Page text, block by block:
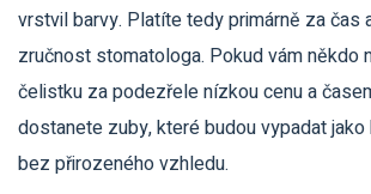
vrstvil barvy. Platíte tedy primárně za čas
zručnost stomatologa. Pokud vám někdo
čelistku za podezřele nízkou cenu a
dostanete zuby, které budou vypadat
bez přirozeného vzhledu.